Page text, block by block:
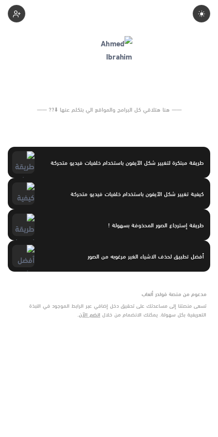
—— هنا هتلاقي كل البرامج والمواقع الي بتكلم عنها ⬇️?? ——
طريقة مبتكرة لتغيير شكل الآيفون باستخدام خلفيات فيديو متحركة
كيفية تغيير شكل الآيفون باستخدام خلفيات فيديو متحركة
طريقة إسترجاع الصور المحذوفة بسهولة !
أفضل تطبيق لحذف الاشياء الغير مرغوبه من الصور
مدعوم من منصة فولدر ألعاب
تسعى منصتنا إلى مساعدتك على تحقيق دخل إضافي عبر الرابط الموجود في النبذة
التعريفية بكل سهولة. يمكنك الانضمام من خلال انضم الآن